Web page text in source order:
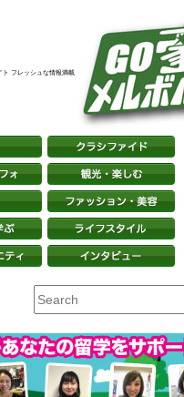
ト フレッシュな情報満載